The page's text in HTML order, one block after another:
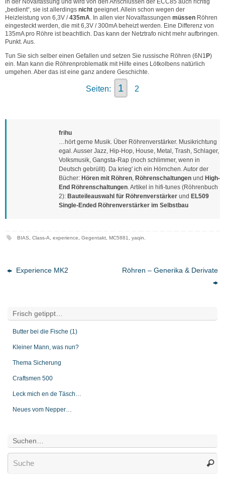
„bedient“, sie ist allerdings nicht geeignet. Allein schon wegen der
Heizleistung von 6,3V /435mA . In allen vier Novalfassungen müssen Röhren
eingesteckt werden, die mit 6,3V / 300mA beheizt werden. Eine Differenz von
135mA pro Röhre ist beachtlich. Das kann der Netztrafo nicht mehr aufbringen.
Punkt. Aus.
Tun Sie sich selber einen Gefallen und setzen Sie russische Röhren (6N1 P)
ein. Man kann die Röhrenproblematik mit Hilfe eines Lötkolbens natürlich
umgehen. Aber das ist eine ganz andere Geschichte.
Seiten: 1 2
frihu
…hört gerne Musik. Über Röhrenverstärker. Musikrichtung
egal. Ausser Jazz, Hip-Hop, House, Metal, Trash, Schlager,
Volksmusik, Gangsta-Rap (noch schlimmer, wenn in
Deutsch gebrüllt). Da krieg' ich ein Hörnchen. Autor der
Bücher: Hören mit Röhren Röhrenschaltungen und High-
End Röhrenschaltungen . Artikel in hifi-tunes (Röhrenbuch
2): Bauteileauswahl für Röhrenverstärker und EL509
Single-Ended Röhrenverstärker im Selbstbau
BIAS ,Class-A ,experience ,Gegentakt ,MC5881 ,yaqin
Experience MK2 Röhren – Generika & Derivate
Frisch getippt…
Butter bei die Fische (1)
Kleiner Mann, was nun?
Thema Sicherung
Craftsmen 500
Leck mich en de Täsch…
Neues vom Nepper…
Suchen…